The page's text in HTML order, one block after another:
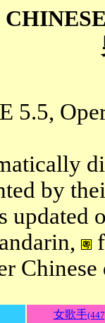
5.5,
by
updated
Chinese
女歌手